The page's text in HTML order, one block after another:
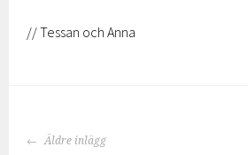
// Tessan och Anna
INLÄGGSNAVIGERING
Äldre inlägg